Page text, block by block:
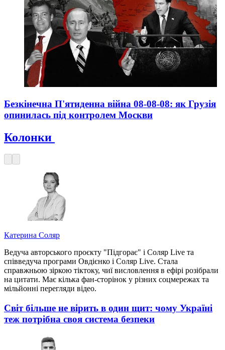
Безкінечна П'ятиденна війна 08-08-08: як Грузія
опинилась під контролем Москви
Колонки
Катерина Соляр
Ведуча авторського проєкту "Підгорає" і Соляр Live та
співведуча програми Овдієнко і Соляр Live. Стала
справжньою зіркою тіктоку, чиї висловлення в ефірі розібрали
на цитати. Має кілька фан-сторінок у різних соцмережах та
мільйонні перегляди відео.
Світ більше не вірить в один щит: чому Україні
теж потрібна своя система безпеки